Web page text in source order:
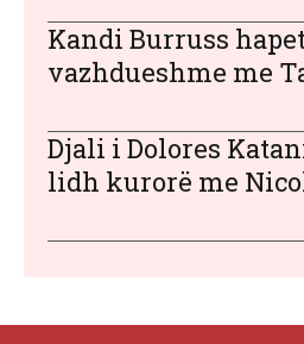
Kandi Burruss
vazhdueshme me
Djali i Dolores
lidh kurorë me